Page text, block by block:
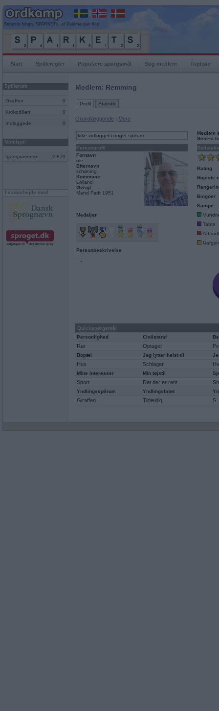
Seneste bingo, SPARKETs, af Paloma gav 64p
Start Spilleregler Populære spørgsmål Søg medlem Topliste
Spillerum
Giraffen 0
Krokodillen 0
Indloggede 0
Mobilspil
Igangværende 2 870
I samarbejde med
Medlem: Remming
Profil Statistik
Grundlæggende | Mere
Ikke indlogget i noget spilrum
Personprofil
Fornavn
ole
Efternavn
schøning
Kommune
Lolland
Øvrigt
Mand Født 1951
Medaljer
Personbeskrivelse
-
Medlem
Senest
Rating
Højeste
Bingoer
Kampe
Tabte
Quickspørgsmål
Personlighed
Civilstand
Rar Optaget
Bopæl Jeg lytter helst til
Hus Schlager
Mine interesser Min tøjstil
Sport Det der er rent
Yndlingsspilrum Yndlingsbræt
Giraffen Tilfældig S